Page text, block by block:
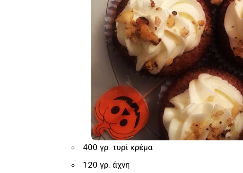
400 γρ. τυρί κρέμα
120 γρ. άχνη